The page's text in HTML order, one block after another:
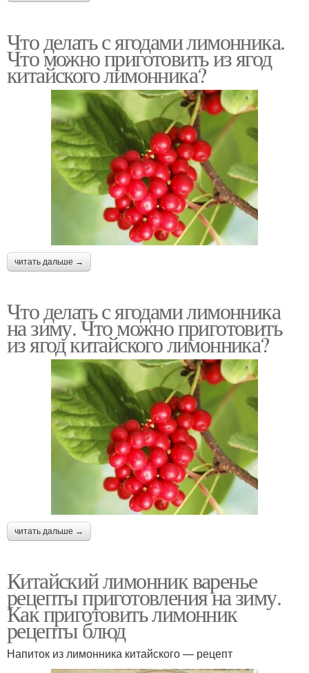
Что делать с ягодами лимонника.
Что можно приготовить из ягод
китайского лимонника?
читать дальше →
Что делать с ягодами лимонника
на зиму. Что можно приготовить
из ягод китайского лимонника?
читать дальше →
Китайский лимонник варенье
рецепты приготовления на зиму.
Как приготовить лимонник
рецепты блюд
Напиток из лимонника китайского — рецепт